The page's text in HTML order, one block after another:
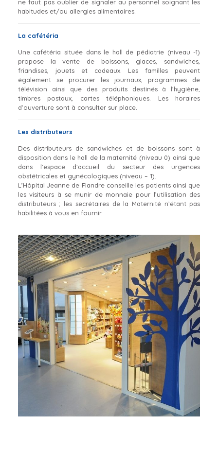
ne faut pas oublier de signaler au personnel soignant les
habitudes et/ou allergies alimentaires.
La cafétéria
Une cafétéria située dans le hall de pédiatrie (niveau -1)
propose la vente de boissons, glaces, sandwiches,
friandises, jouets et cadeaux. Les familles peuvent
également se procurer les journaux, programmes de
télévision ainsi que des produits destinés à l’hygiène,
timbres postaux, cartes téléphoniques. Les horaires
d’ouverture sont à consulter sur place.
Les distributeurs
Des distributeurs de sandwiches et de boissons sont à
disposition dans le hall de la maternité (niveau 0) ainsi que
dans l’espace d’accueil du secteur des urgences
obstétricales et gynécologiques (niveau – 1).
L’Hôpital Jeanne de Flandre conseille les patients ainsi que
les visiteurs à se munir de monnaie pour l’utilisation des
distributeurs ; les secrétaires de la Maternité n’étant pas
habilitées à vous en fournir.